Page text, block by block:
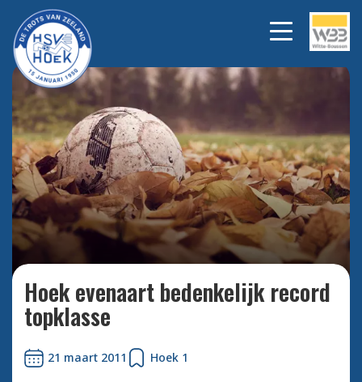
Bekijk alle foto's
Hoek evenaart bedenkelijk record
topklasse
21 maart 2011 Hoek 1